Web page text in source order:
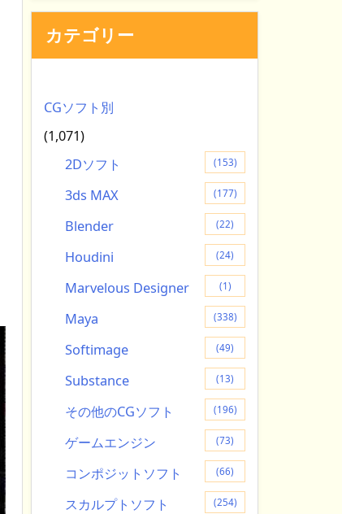
カテゴリー
CGソフト別
(1,071)
2Dソフト
(153)
3ds MAX (177)
Blender (22)
Houdini (24)
Marvelous Designer (1)
Maya (338)
Softimage (49)
Substance (13)
その他のCGソフト (196)
ゲームエンジン (73)
コンポジットソフト (66)
スカルプトソフト (254)